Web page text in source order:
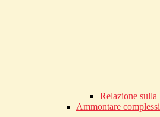
Relazione sulla
Ammontare